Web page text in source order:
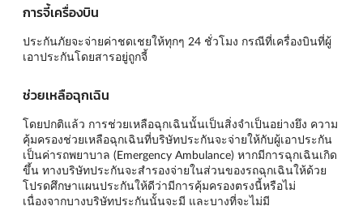
การจี้เครื่องบิน
ประกันภัยจะจ่ายค่าชดเชยให้ทุกๆ 24 ชั่วโมง กรณีที่เครื่องบินที่ผู้
เอาประกันโดยสารอยู่ถูกจี้
ช่วยเหลือฉุกเฉิน
โดยปกติแล้ว การช่วยเหลือฉุกเฉินนั้นเป็นสิ่งจำเป็นอย่างยึง ความ
คุ้มครองช่วยเหลือฉุกเฉินที่บริษัทประกันจะจ่ายให้กับผู้เอาประกัน
เป็นค่ารถพยาบาล (Emergency Ambulance) หากมีการฉุกเฉินเกิด
ขึ้น ทางบริษัทประกันจะสำรองจ่ายในส่วนของรถฉุกเฉินให้ด้วย
โปรดศึกษาแผนประกันให้ดีว่ามีการคุ้มครองตรงนี้หรือไม่
เนื่องจากบางบริษัทประกันนั้นจะมี และบางที่จะไม่มี